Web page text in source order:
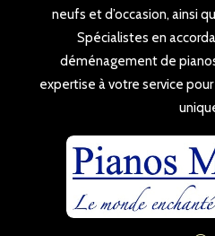
neufs et d’occasion, ainsi
Spécialistes en
déménagement de
expertise à votre service